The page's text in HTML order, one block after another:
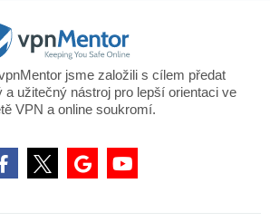
jsme založili s cílem předat
a užitečný nástroj pro lepší orientaci ve
VPN a online soukromí.